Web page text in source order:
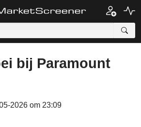
bij Paramount
2026 om 23:09